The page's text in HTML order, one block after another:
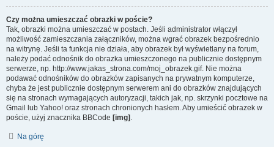
Czy można umieszczać obrazki w poście?
Tak, obrazki można umieszczać w postach. Jeśli administrator włączył
możliwość zamieszczania załączników, można wgrać obrazek bezpośrednio
na witrynę. Jeśli ta funkcja nie działa, aby obrazek był wyświetlany na forum,
należy podać odnośnik do obrazka umieszczonego na publicznie dostępnym
serwerze, np. http://www.jakas_strona.com/moj_obrazek.gif. Nie można
podawać odnośników do obrazków zapisanych na prywatnym komputerze,
chyba że jest publicznie dostępnym serwerem ani do obrazków znajdujących
się na stronach wymagających autoryzacji, takich jak, np. skrzynki pocztowe na
Gmail lub Yahoo! oraz stronach chronionych hasłem. Aby umieścić obrazek w
poście, użyj znacznika BBCode [img] .
Na górę